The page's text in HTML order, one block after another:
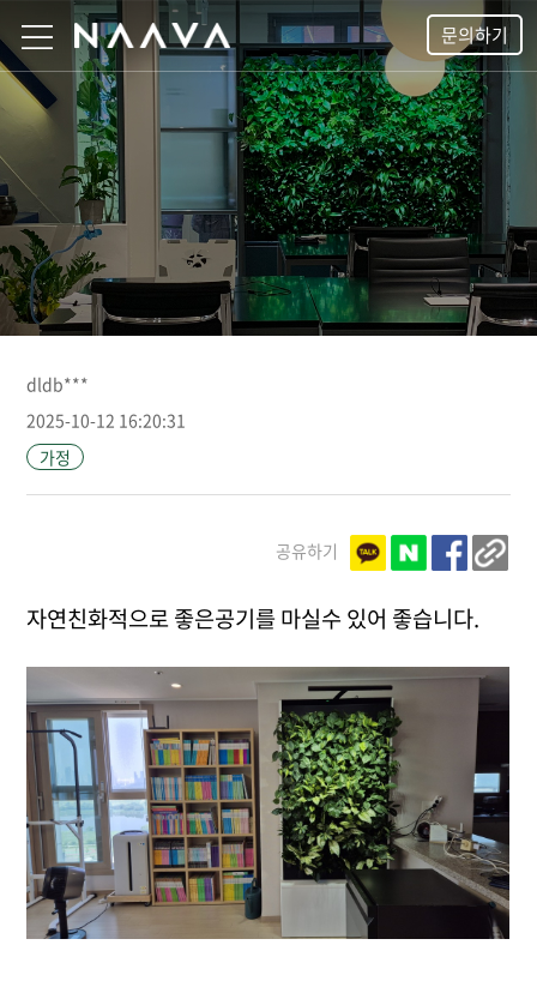
문의하기
dldb***
2025-10-12 16:20:31
가정
공유하기
자연친화적으로 좋은공기를 마실수 있어 좋습니다.